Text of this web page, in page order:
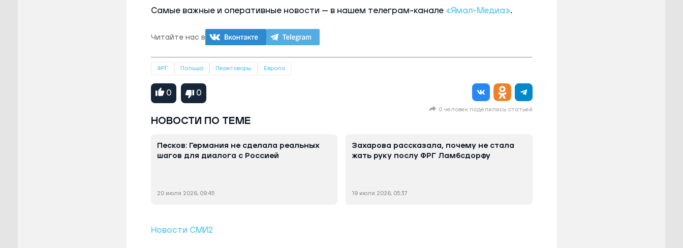
Самые важные и оперативные новости — в нашем телеграм-канале «Ямал-Медиа».
Читайте нас в
ФРГ Польша Переговоры Европа
0 0
0 человек поделились статьей
НОВОСТИ ПО ТЕМЕ
Песков: Германия не сделала реальных
шагов для диалога с Россией
20 июля 2026, 09:45
Захарова рассказала, почему не стала
жать руку послу ФРГ Ламбсдорфу
19 июля 2026, 05:37
Новости СМИ2